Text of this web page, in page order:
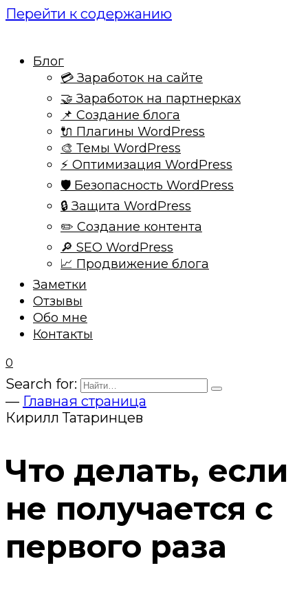
Перейти к содержанию
Блог
💳 Заработок на сайте
🤝 Заработок на партнерках
📌 Создание блога
🔌 Плагины WordPress
🎨 Темы WordPress
⚡ Оптимизация WordPress
🛡️ Безопасность WordPress
🔒 Защита WordPress
✏️ Создание контента
🔎 SEO WordPress
📈 Продвижение блога
Заметки
Отзывы
Обо мне
Контакты
0
Search for:
— Главная страница
Кирилл Татаринцев
Что делать, если
не получается с
первого раза